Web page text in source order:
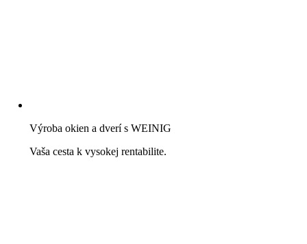
Výroba okien a dverí s WEINIG
Vaša cesta k vysokej rentabilite.